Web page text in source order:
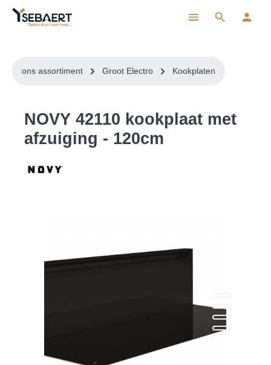
ons assortiment Groot Electro Kookplaten
NOVY 42110 kookplaat met
afzuiging - 120cm